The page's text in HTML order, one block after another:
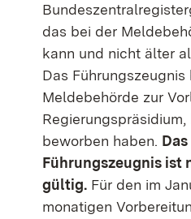
das bei der
kann und nicht älter
Das
Meldebehörde zur
beworben haben.
Führungszeugnis ist
gültig. Für den im
monatigen